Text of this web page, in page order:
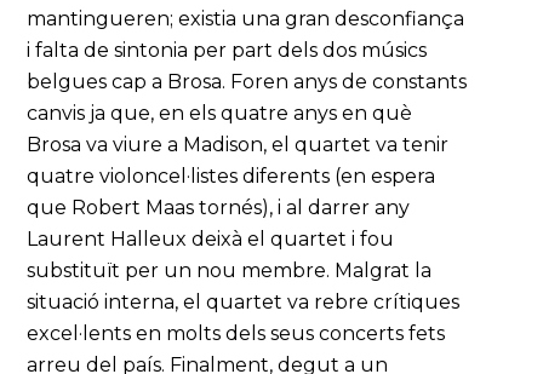
mantingueren; existia una gran desconfiança
i falta de sintonia per part dels dos músics
belgues cap a Brosa. Foren anys de constants
canvis ja que, en els quatre anys en què
Brosa va viure a Madison, el quartet va tenir
quatre violoncel·listes diferents (en espera
que Robert Maas tornés), i al darrer any
Laurent Halleux deixà el quartet i fou
substituït per un nou membre. Malgrat la
situació interna, el quartet va rebre crítiques
excel·lents en molts dels seus concerts fets
arreu del país. Finalment, degut a un